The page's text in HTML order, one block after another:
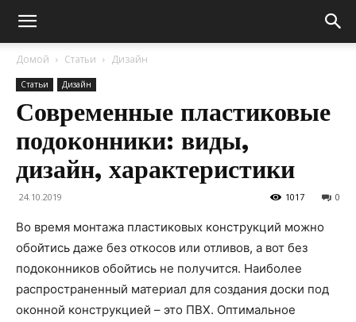
Домой Статьи Дизайн
Статьи Дизайн
Современные пластиковые
подоконники: виды,
дизайн, характеристики
24.10.2019 0
1017
Во время монтажа пластиковых конструкций можно
обойтись даже без откосов или отливов, а вот без
подоконников обойтись не получится. Наиболее
распространенный материал для создания доски под
оконной конструкцией – это ПВХ. Оптимальное